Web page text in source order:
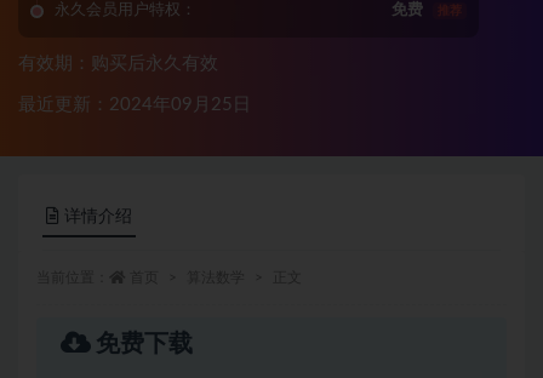
永久会员用户特权： 免费 推荐
有效期：购买后永久有效
最近更新：2024年09月25日
详情介绍
免费下载